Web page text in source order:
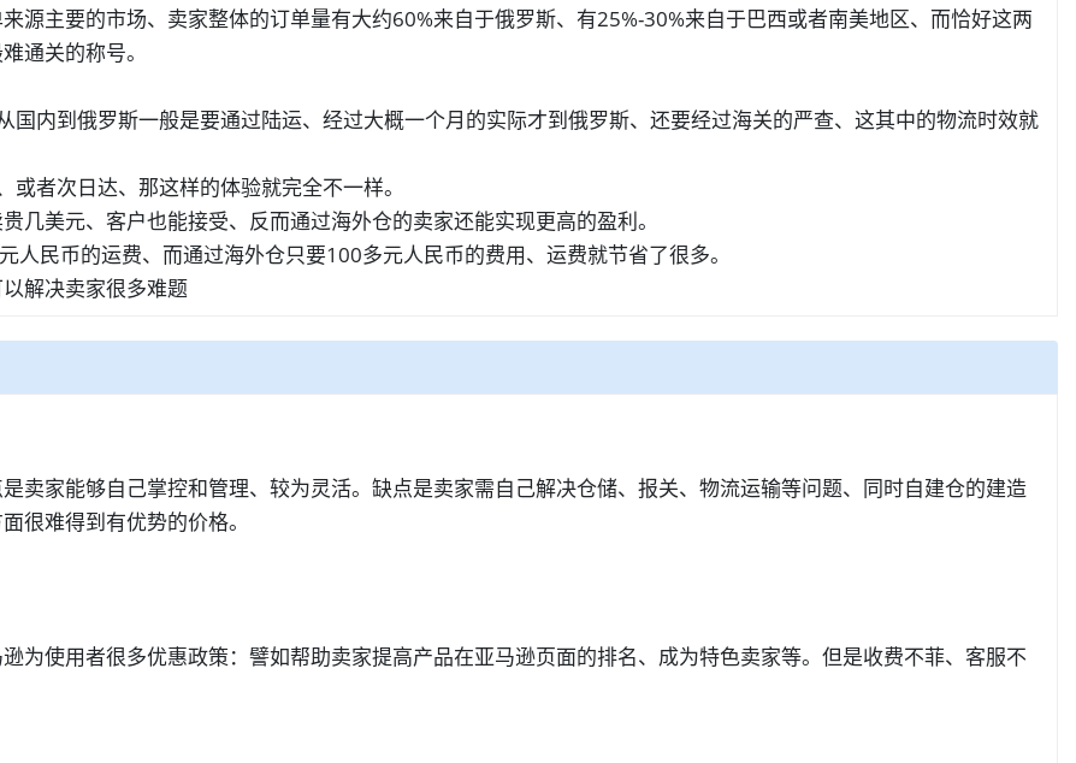
源主要的市场、卖家整体的订单量有大约60%来自于俄罗斯、有25%-30%来自于巴西或者南美地区、而恰好这两
通关的称号。
内到俄罗斯一般是要通过陆运、经过大概一个月的实际才到俄罗斯、还要经过海关的严查、这其中的物流时效就
者次日达、那这样的体验就完全不一样。
几美元、客户也能接受、反而通过海外仓的卖家还能实现更高的盈利。
民币的运费、而通过海外仓只要100多元人民币的费用、运费就节省了很多。
解决卖家很多难题
卖家能够自己掌控和管理、较为灵活。缺点是卖家需自己解决仓储、报关、物流运输等问题、同时自建仓的建造
很难得到有优势的价格。
为使用者很多优惠政策：譬如帮助卖家提高产品在亚马逊页面的排名、成为特色卖家等。但是收费不菲、客服不